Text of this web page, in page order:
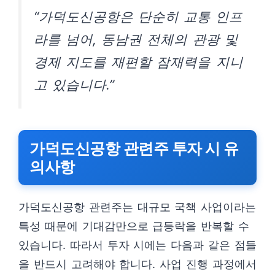
“가덕도신공항은 단순히 교통 인프
라를 넘어, 동남권 전체의 관광 및
경제 지도를 재편할 잠재력을 지니
고 있습니다.”
가덕도신공항 관련주 투자 시 유
의사항
가덕도신공항 관련주는 대규모 국책 사업이라는
특성 때문에 기대감만으로 급등락을 반복할 수
있습니다. 따라서 투자 시에는 다음과 같은 점들
을 반드시 고려해야 합니다. 사업 진행 과정에서